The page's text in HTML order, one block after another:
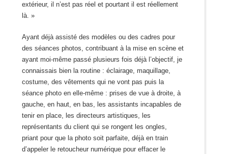
extérieur, il n’est pas réel et pourtant il est réellement
là. »
Ayant déjà assisté des modèles ou des cadres pour
des séances photos, contribuant à la mise en scène et
ayant moi-même passé plusieurs fois déjà l’objectif, je
connaissais bien la routine : éclairage, maquillage,
costume, des vêtements qui ne vont pas puis la
séance photo en elle-même : prises de vue à droite, à
gauche, en haut, en bas, les assistants incapables de
tenir en place, les directeurs artistiques, les
représentants du client qui se rongent les ongles,
priant pour que la photo soit parfaite, déjà en train
d’appeler le retoucheur numérique pour effacer le